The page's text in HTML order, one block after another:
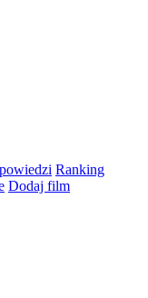
Ranking
Dodaj film